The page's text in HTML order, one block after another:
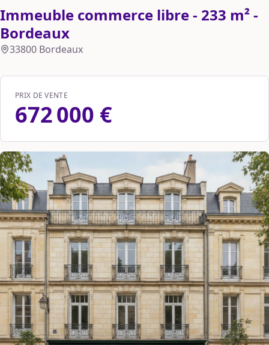
Immeuble commerce libre - 233 m² -
Bordeaux
33800 Bordeaux
PRIX DE VENTE
672 000 €